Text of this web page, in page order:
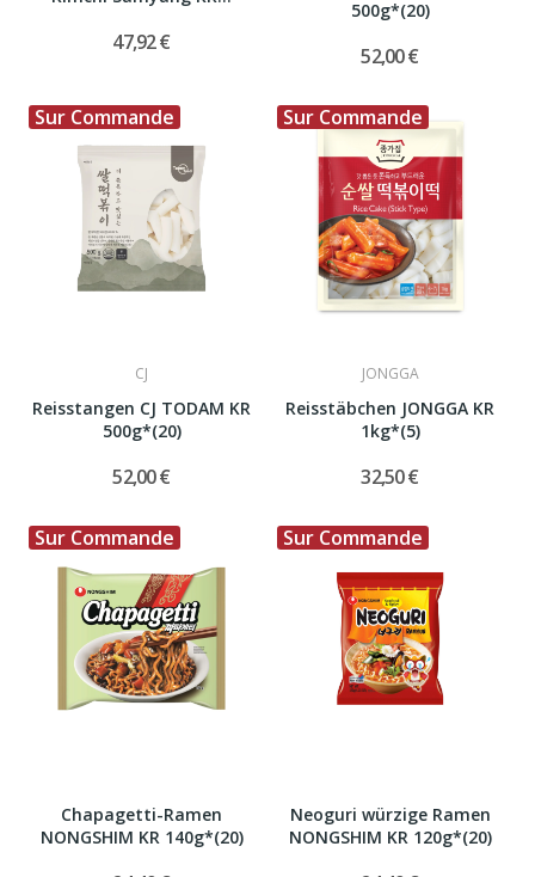
47,92 €
500g*(20)
52,00 €
Sur Commande
CJ
Reisstangen CJ TODAM KR
500g*(20)
52,00 €
Sur Commande
JONGGA
Reisstäbchen JONGGA KR
1kg*(5)
32,50 €
Sur Commande
Chapagetti-Ramen
NONGSHIM KR 140g*(20)
Sur Commande
Neoguri würzige Ramen
NONGSHIM KR 120g*(20)